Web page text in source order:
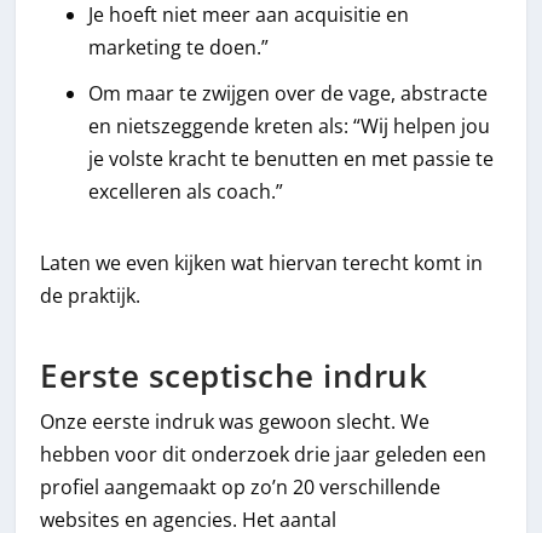
Je hoeft niet meer aan acquisitie en
marketing te doen.”
Om maar te zwijgen over de vage, abstracte
en nietszeggende kreten als: “Wij helpen jou
je volste kracht te benutten en met passie te
excelleren als coach.”
Laten we even kijken wat hiervan terecht komt in
de praktijk.
Eerste sceptische indruk
Onze eerste indruk was gewoon slecht. We
hebben voor dit onderzoek drie jaar geleden een
profiel aangemaakt op zo’n 20 verschillende
websites en agencies. Het aantal